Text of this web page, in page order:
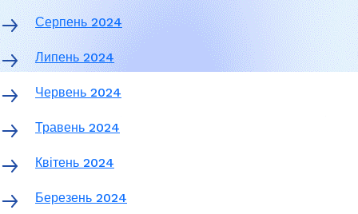
Серпень 2024
Липень 2024
Червень 2024
Травень 2024
Квітень 2024
Березень 2024